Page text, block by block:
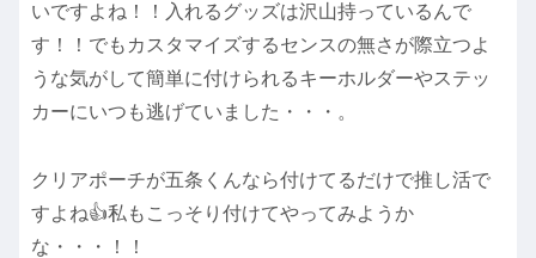
いですよね！！入れるグッズは沢山持っているんで
す！！でもカスタマイズするセンスの無さが際立つよ
うな気がして簡単に付けられるキーホルダーやステッ
カーにいつも逃げていました・・・。
クリアポーチが五条くんなら付けてるだけで推し活で
すよね👍私もこっそり付けてやってみようか
な・・・！！